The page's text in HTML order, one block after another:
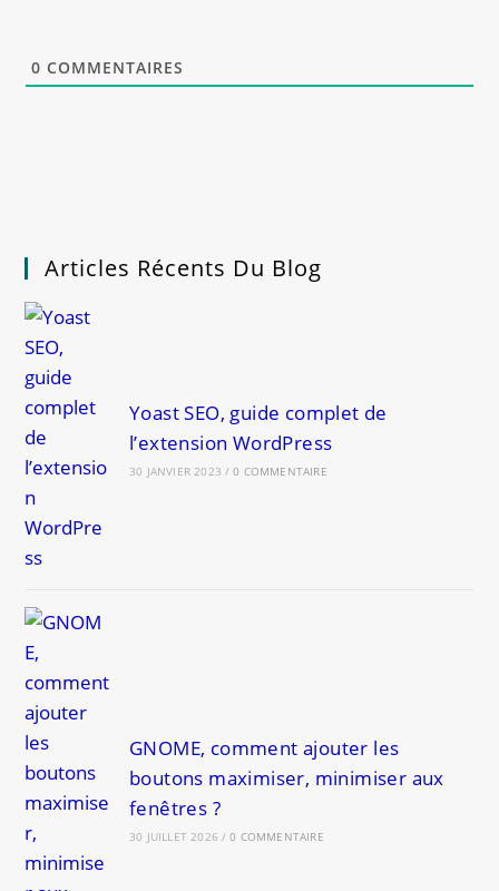
0 COMMENTAIRES
Articles Récents Du Blog
Yoast SEO, guide complet de
l’extension WordPress
30 JANVIER 2023 / 0 COMMENTAIRE
GNOME, comment ajouter les
boutons maximiser, minimiser aux
fenêtres ?
30 JUILLET 2026 / 0 COMMENTAIRE